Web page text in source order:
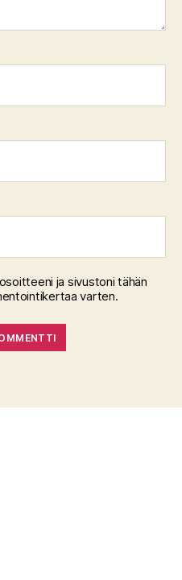
ja sivustoni tähän
varten.